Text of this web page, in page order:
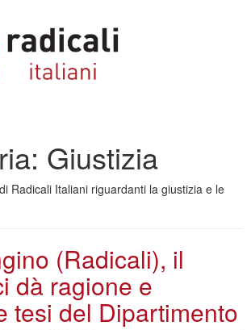
Giustizia
Radicali Italiani riguardanti la giustizia e le
(Radicali), il
dà ragione e
tesi del Dipartimento